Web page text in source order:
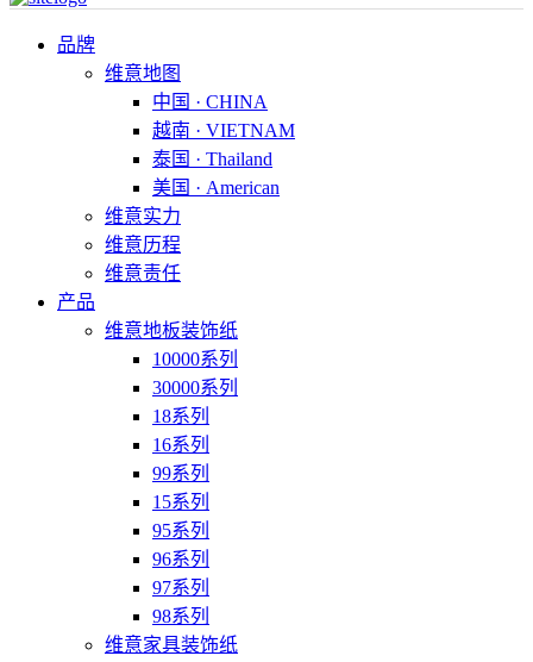
品牌
维意地图
中国 · CHINA
越南 · VIETNAM
泰国 · Thailand
美国 · American
维意实力
维意历程
维意责任
产品
维意地板装饰纸
10000系列
30000系列
18系列
16系列
99系列
15系列
95系列
96系列
97系列
98系列
维意家具装饰纸